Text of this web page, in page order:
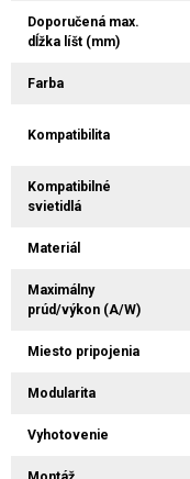
Doporučená max.
dĺžka líšt (mm)
Farba
Kompatibilita
Kompatibilné
svietidlá
Materiál
Maximálny
prúd/výkon (A/W)
Miesto pripojenia
Modularita
Vyhotovenie